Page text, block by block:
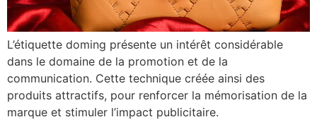
L’étiquette doming présente un intérêt considérable
dans le domaine de la promotion et de la
communication. Cette technique créée ainsi des
produits attractifs, pour renforcer la mémorisation de la
marque et stimuler l’impact publicitaire.